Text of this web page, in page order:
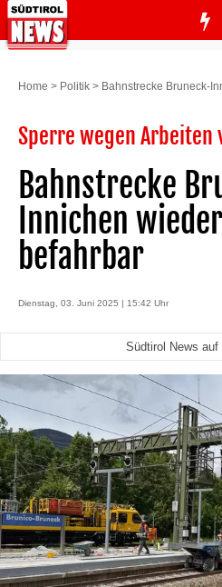
Home > Politik > Bahnstrecke Bruneck-
Sperre wegen Arbeiten
Bahnstrecke
Innichen
befahrbar
Dienstag, 03. Juni 2025 | 15:42 Uhr
Südtirol News auf